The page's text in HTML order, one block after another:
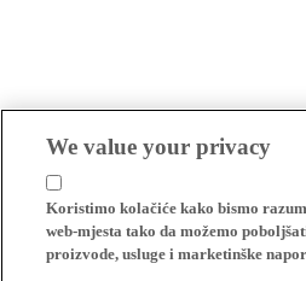
We value your privacy
Koristimo kolačiće kako bismo
web-mjesta tako da možemo
proizvode, usluge i marketinške